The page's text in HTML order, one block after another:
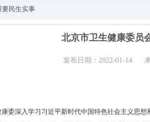
要民生实事
北京市卫生健康委员
发布日期：2022-01-14
委深入学习习近平新时代中国特色社会主义思